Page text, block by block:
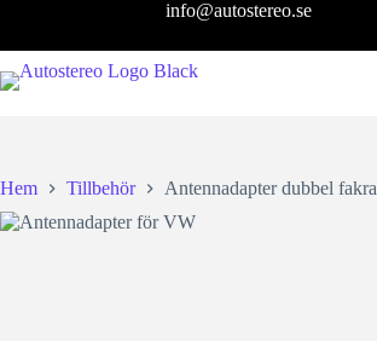
innehåll
info@autostereo.se
Hem Tillbehör Antennadapter dubbel fakra